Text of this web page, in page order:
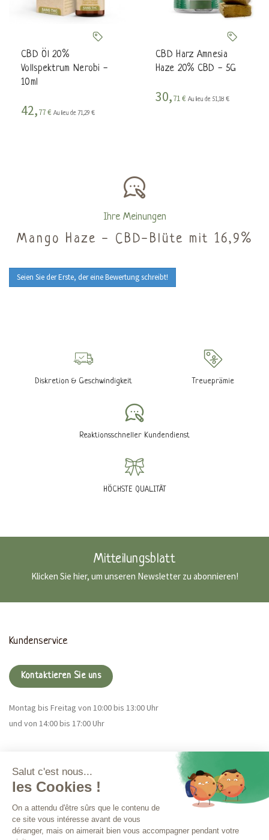
CBD Öl 20%
Vollspektrum Nerobi -
10ml
42,77 € Au lieu de 71,29 €
CBD Harz Amnesia
Haze 20% CBD - 5G
30,71 € Au lieu de 51,18 €
Ihre Meinungen
Mango Haze - CBD-Blüte mit 16,9%
Seien Sie der Erste, der eine Bewertung schreibt!
Diskretion & Geschwindigkeit Treueprämie
Reaktionsschneller Kundendienst
HÖCHSTE QUALITÄT
Mitteilungsblatt
Klicken Sie hier, um unseren Newsletter zu abonnieren!
Kundenservice
Kontaktieren Sie uns
Montag bis Freitag von 10:00 bis 13:00 Uhr
und von 14:00 bis 17:00 Uhr
Mehr Infos
Bestellungen